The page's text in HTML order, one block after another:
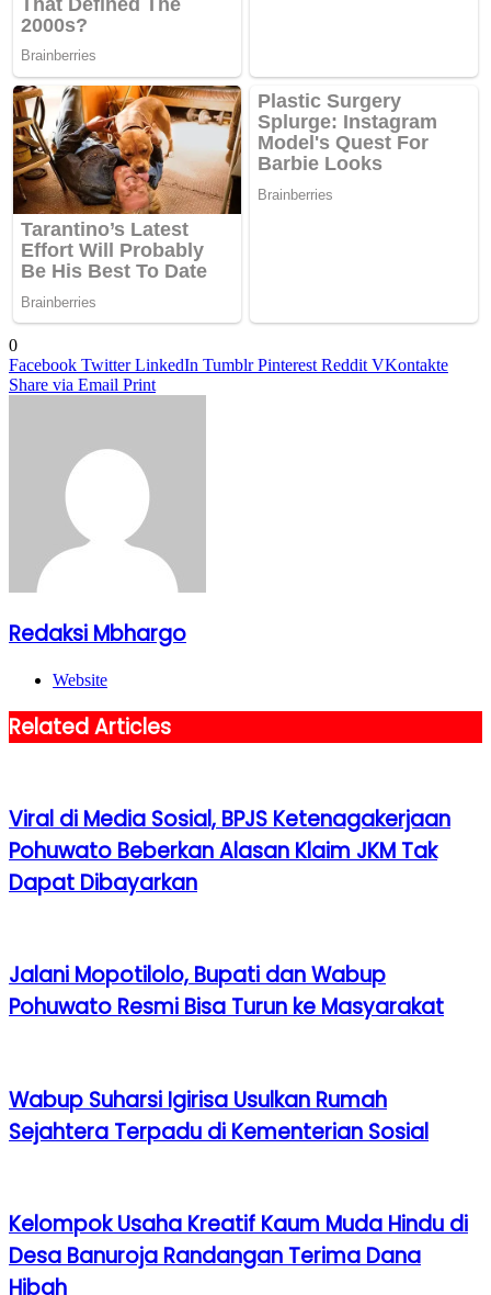
0
Facebook Twitter LinkedIn Tumblr Pinterest Reddit VKontakte
Share via Email Print
Redaksi Mbhargo
Website
Related Articles
Viral di Media Sosial, BPJS Ketenagakerjaan
Pohuwato Beberkan Alasan Klaim JKM Tak
Dapat Dibayarkan
Jalani Mopotilolo, Bupati dan Wabup
Pohuwato Resmi Bisa Turun ke Masyarakat
Wabup Suharsi Igirisa Usulkan Rumah
Sejahtera Terpadu di Kementerian Sosial
Kelompok Usaha Kreatif Kaum Muda Hindu di
Desa Banuroja Randangan Terima Dana
Hibah